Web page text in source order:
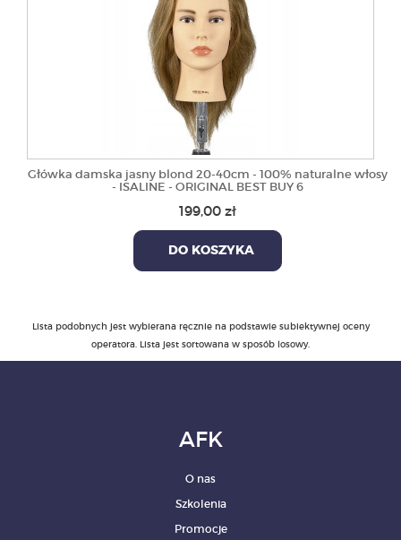
Główka damska jasny blond 20-40cm - 100% naturalne włosy
- ISALINE - ORIGINAL BEST BUY 6
199,00 zł
DO KOSZYKA
Lista podobnych jest wybierana ręcznie na podstawie subiektywnej oceny
operatora. Lista jest sortowana w sposób losowy.
AFK
O nas
Szkolenia
Promocje